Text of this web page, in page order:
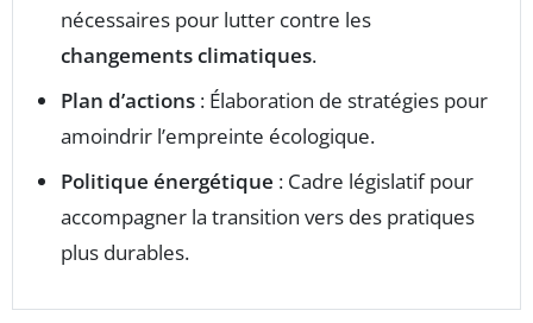
nécessaires pour lutter contre les
changements climatiques.
Plan d’actions : Élaboration de stratégies pour
amoindrir l’empreinte écologique.
Politique énergétique : Cadre législatif pour
accompagner la transition vers des pratiques
plus durables.